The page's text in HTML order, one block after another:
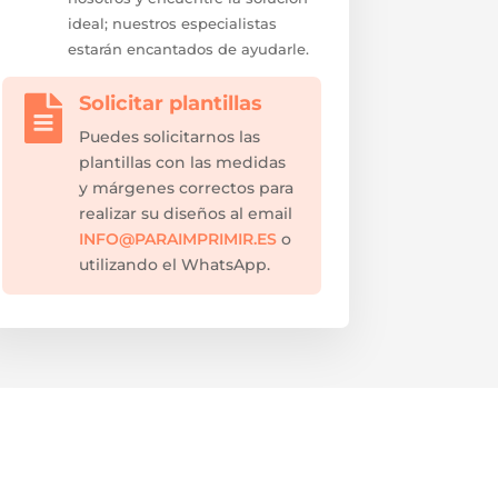
ideal; nuestros especialistas
estarán encantados de ayudarle.
 Solicitar plantillas
Puedes solicitarnos las
plantillas con las medidas
y márgenes correctos para
realizar su diseños al email
INFO@PARAIMPRIMIR.ES o
utilizando el WhatsApp.